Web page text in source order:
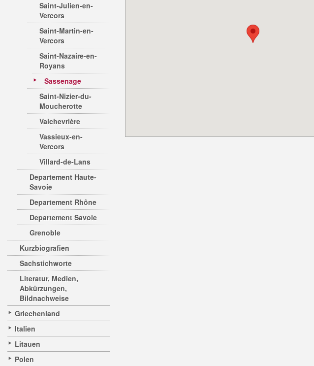
Saint-Julien-en-
Vercors
Saint-Martin-en-
Vercors
Saint-Nazaire-en-
Royans
Sassenage
Saint-Nizier-du-
Moucherotte
Valchevrière
Vassieux-en-
Vercors
Villard-de-Lans
Departement Haute-
Savoie
Departement Rhône
Departement Savoie
Grenoble
Kurzbiografien
Sachstichworte
Literatur, Medien,
Abkürzungen,
Bildnachweise
Griechenland
Italien
Litauen
Polen